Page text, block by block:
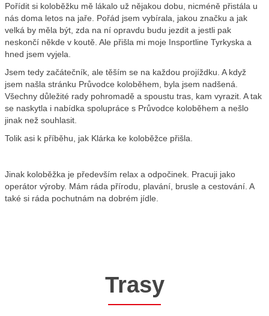
Pořídit si koloběžku mě lákalo už nějakou dobu, nicméně přistála u
nás doma letos na jaře. Pořád jsem vybírala, jakou značku a jak
velká by měla být, zda na ní opravdu budu jezdit a jestli pak
neskončí někde v koutě. Ale přišla mi moje Insportline Tyrkyska a
hned jsem vyjela.
Jsem tedy začátečník, ale těším se na každou projíždku. A když
jsem našla stránku Průvodce koloběhem, byla jsem nadšená.
Všechny důležité rady pohromadě a spoustu tras, kam vyrazit. A tak
se naskytla i nabídka spolupráce s Průvodce koloběhem a nešlo
jinak než souhlasit.
Tolik asi k příběhu, jak Klárka ke koloběžce přišla.
Jinak koloběžka je především relax a odpočinek. Pracuji jako
operátor výroby. Mám ráda přírodu, plavání, brusle a cestování. A
také si ráda pochutnám na dobrém jídle.
Trasy